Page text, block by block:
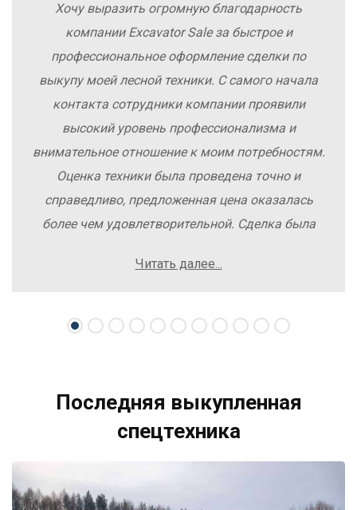
Хочу выразить огромную благодарность
компании Excavator Sale за быстрое и
профессиональное оформление сделки по
выкупу моей лесной техники. С самого начала
контакта сотрудники компании проявили
высокий уровень профессионализма и
внимательное отношение к моим потребностям.
Оценка техники была проведена точно и
справедливо, предложенная цена оказалась
более чем удовлетворительной. Сделка была
осложнений. Рекомендую компанию Excavator
свою спецтехнику.
Читать далее...
Последняя выкупленная
спецтехника